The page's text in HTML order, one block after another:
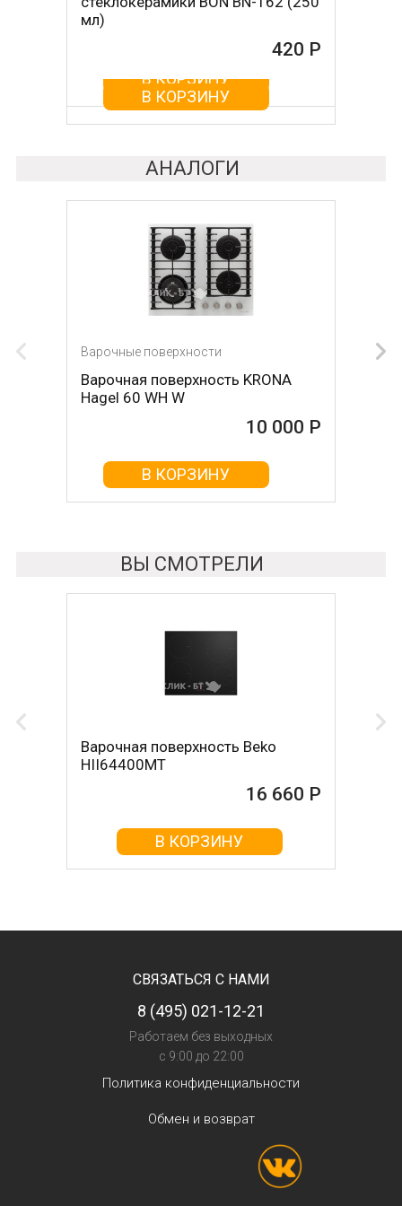
мл)
420 Р
В КОРЗИНУ
В КОРЗИНУ
АНАЛОГИ
Варочные поверхности
Варочная поверхность KRONA
Hagel 60 WH W
10 000 Р
В КОРЗИНУ
Варочные поверхности
Варочная поверхность KRONA
Hagel 60 WH
10 000 Р
В КОРЗИНУ
ВЫ СМОТРЕЛИ
Варочная поверхность Beko
HII64400MT
16 660 Р
В КОРЗИНУ
СВЯЗАТЬСЯ С НАМИ
8 (495) 021-12-21
Работаем без выходных
с 9:00 до 22:00
Политика конфиденциальности
Обмен и возврат